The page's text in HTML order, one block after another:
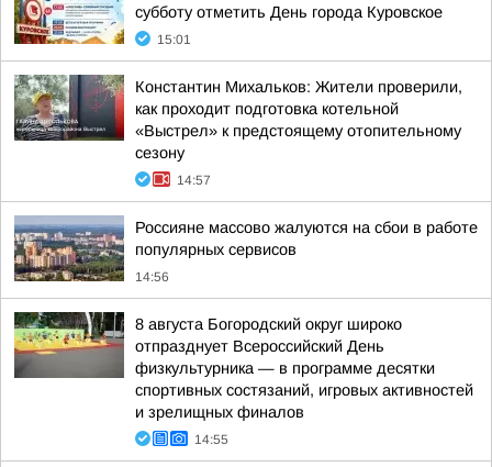
субботу отметить День города Куровское
15:01
Константин Михальков: Жители проверили,
как проходит подготовка котельной
«Выстрел» к предстоящему отопительному
сезону
14:57
Россияне массово жалуются на сбои в работе
популярных сервисов
14:56
8 августа Богородский округ широко
отпразднует Всероссийский День
физкультурника — в программе десятки
спортивных состязаний, игровых активностей
и зрелищных финалов
14:55